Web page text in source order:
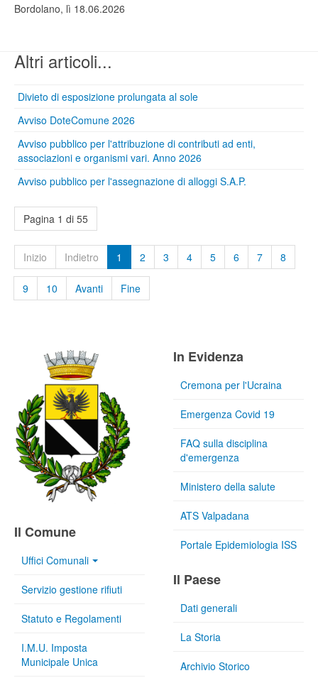
Bordolano, lì 18.06.2026
Altri articoli...
Divieto di esposizione prolungata al sole
Avviso DoteComune 2026
Avviso pubblico per l'attribuzione di contributi ad enti,
associazioni e organismi vari. Anno 2026
Avviso pubblico per l'assegnazione di alloggi S.A.P.
Pagina 1 di 55
Inizio Indietro 1 2 3 4 5 6 7 8
9 10 Avanti Fine
Il Comune
Uffici Comunali
Servizio gestione rifiuti
Statuto e Regolamenti
I.M.U. Imposta
Municipale Unica
In Evidenza
Cremona per l'Ucraina
Emergenza Covid 19
FAQ sulla disciplina
d'emergenza
Ministero della salute
ATS Valpadana
Portale Epidemiologia ISS
Il Paese
Dati generali
La Storia
Archivio Storico